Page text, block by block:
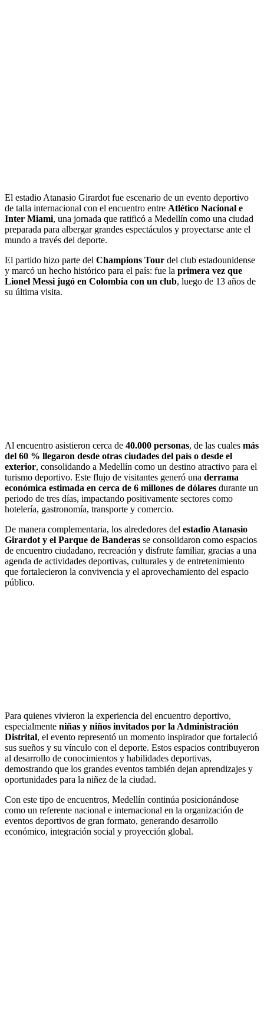
El estadio Atanasio Girardot fue escenario de un evento deportivo
de talla internacional con el encuentro entre Atlético Nacional e
Inter Miami, una jornada que ratificó a Medellín como una ciudad
preparada para albergar grandes espectáculos y proyectarse ante el
mundo a través del deporte.
El partido hizo parte del Champions Tour del club estadounidense
y marcó un hecho histórico para el país: fue la primera vez que
Lionel Messi jugó en Colombia con un club, luego de 13 años de
su última visita.
Al encuentro asistieron cerca de 40.000 personas, de las cuales más
del 60 % llegaron desde otras ciudades del país o desde el
exterior, consolidando a Medellín como un destino atractivo para el
turismo deportivo. Este flujo de visitantes generó una derrama
económica estimada en cerca de 6 millones de dólares durante un
periodo de tres días, impactando positivamente sectores como
hotelería, gastronomía, transporte y comercio.
De manera complementaria, los alrededores del estadio Atanasio
Girardot y el Parque de Banderas se consolidaron como espacios
de encuentro ciudadano, recreación y disfrute familiar, gracias a una
agenda de actividades deportivas, culturales y de entretenimiento
que fortalecieron la convivencia y el aprovechamiento del espacio
público.
Para quienes vivieron la experiencia del encuentro deportivo,
especialmente niñas y niños invitados por la Administración
Distrital, el evento representó un momento inspirador que fortaleció
sus sueños y su vínculo con el deporte. Estos espacios contribuyeron
al desarrollo de conocimientos y habilidades deportivas,
demostrando que los grandes eventos también dejan aprendizajes y
oportunidades para la niñez de la ciudad.
Con este tipo de encuentros, Medellín continúa posicionándose
como un referente nacional e internacional en la organización de
eventos deportivos de gran formato, generando desarrollo
económico, integración social y proyección global.